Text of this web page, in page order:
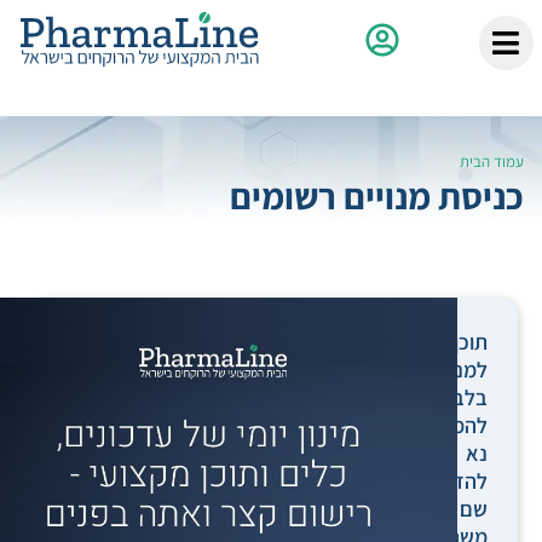
עמוד הבית
כניסת מנויים רשומים
תוכן
למנויים
בלבד.
להמשך,
נא
להזין
שם